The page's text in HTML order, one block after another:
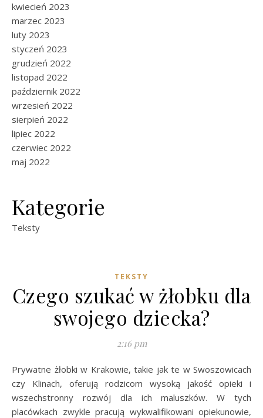
kwiecień 2023
marzec 2023
luty 2023
styczeń 2023
grudzień 2022
listopad 2022
październik 2022
wrzesień 2022
sierpień 2022
lipiec 2022
czerwiec 2022
maj 2022
Kategorie
Teksty
TEKSTY
Czego szukać w żłobku dla
swojego dziecka?
2:16 pm
Prywatne żłobki w Krakowie, takie jak te w Swoszowicach
czy Klinach, oferują rodzicom wysoką jakość opieki i
wszechstronny rozwój dla ich maluszków. W tych
placówkach zwykle pracują wykwalifikowani opiekunowie,